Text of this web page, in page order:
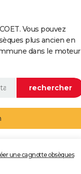
Vous pouvez
plus ancien en
dans le moteur
une cagnotte obsèques